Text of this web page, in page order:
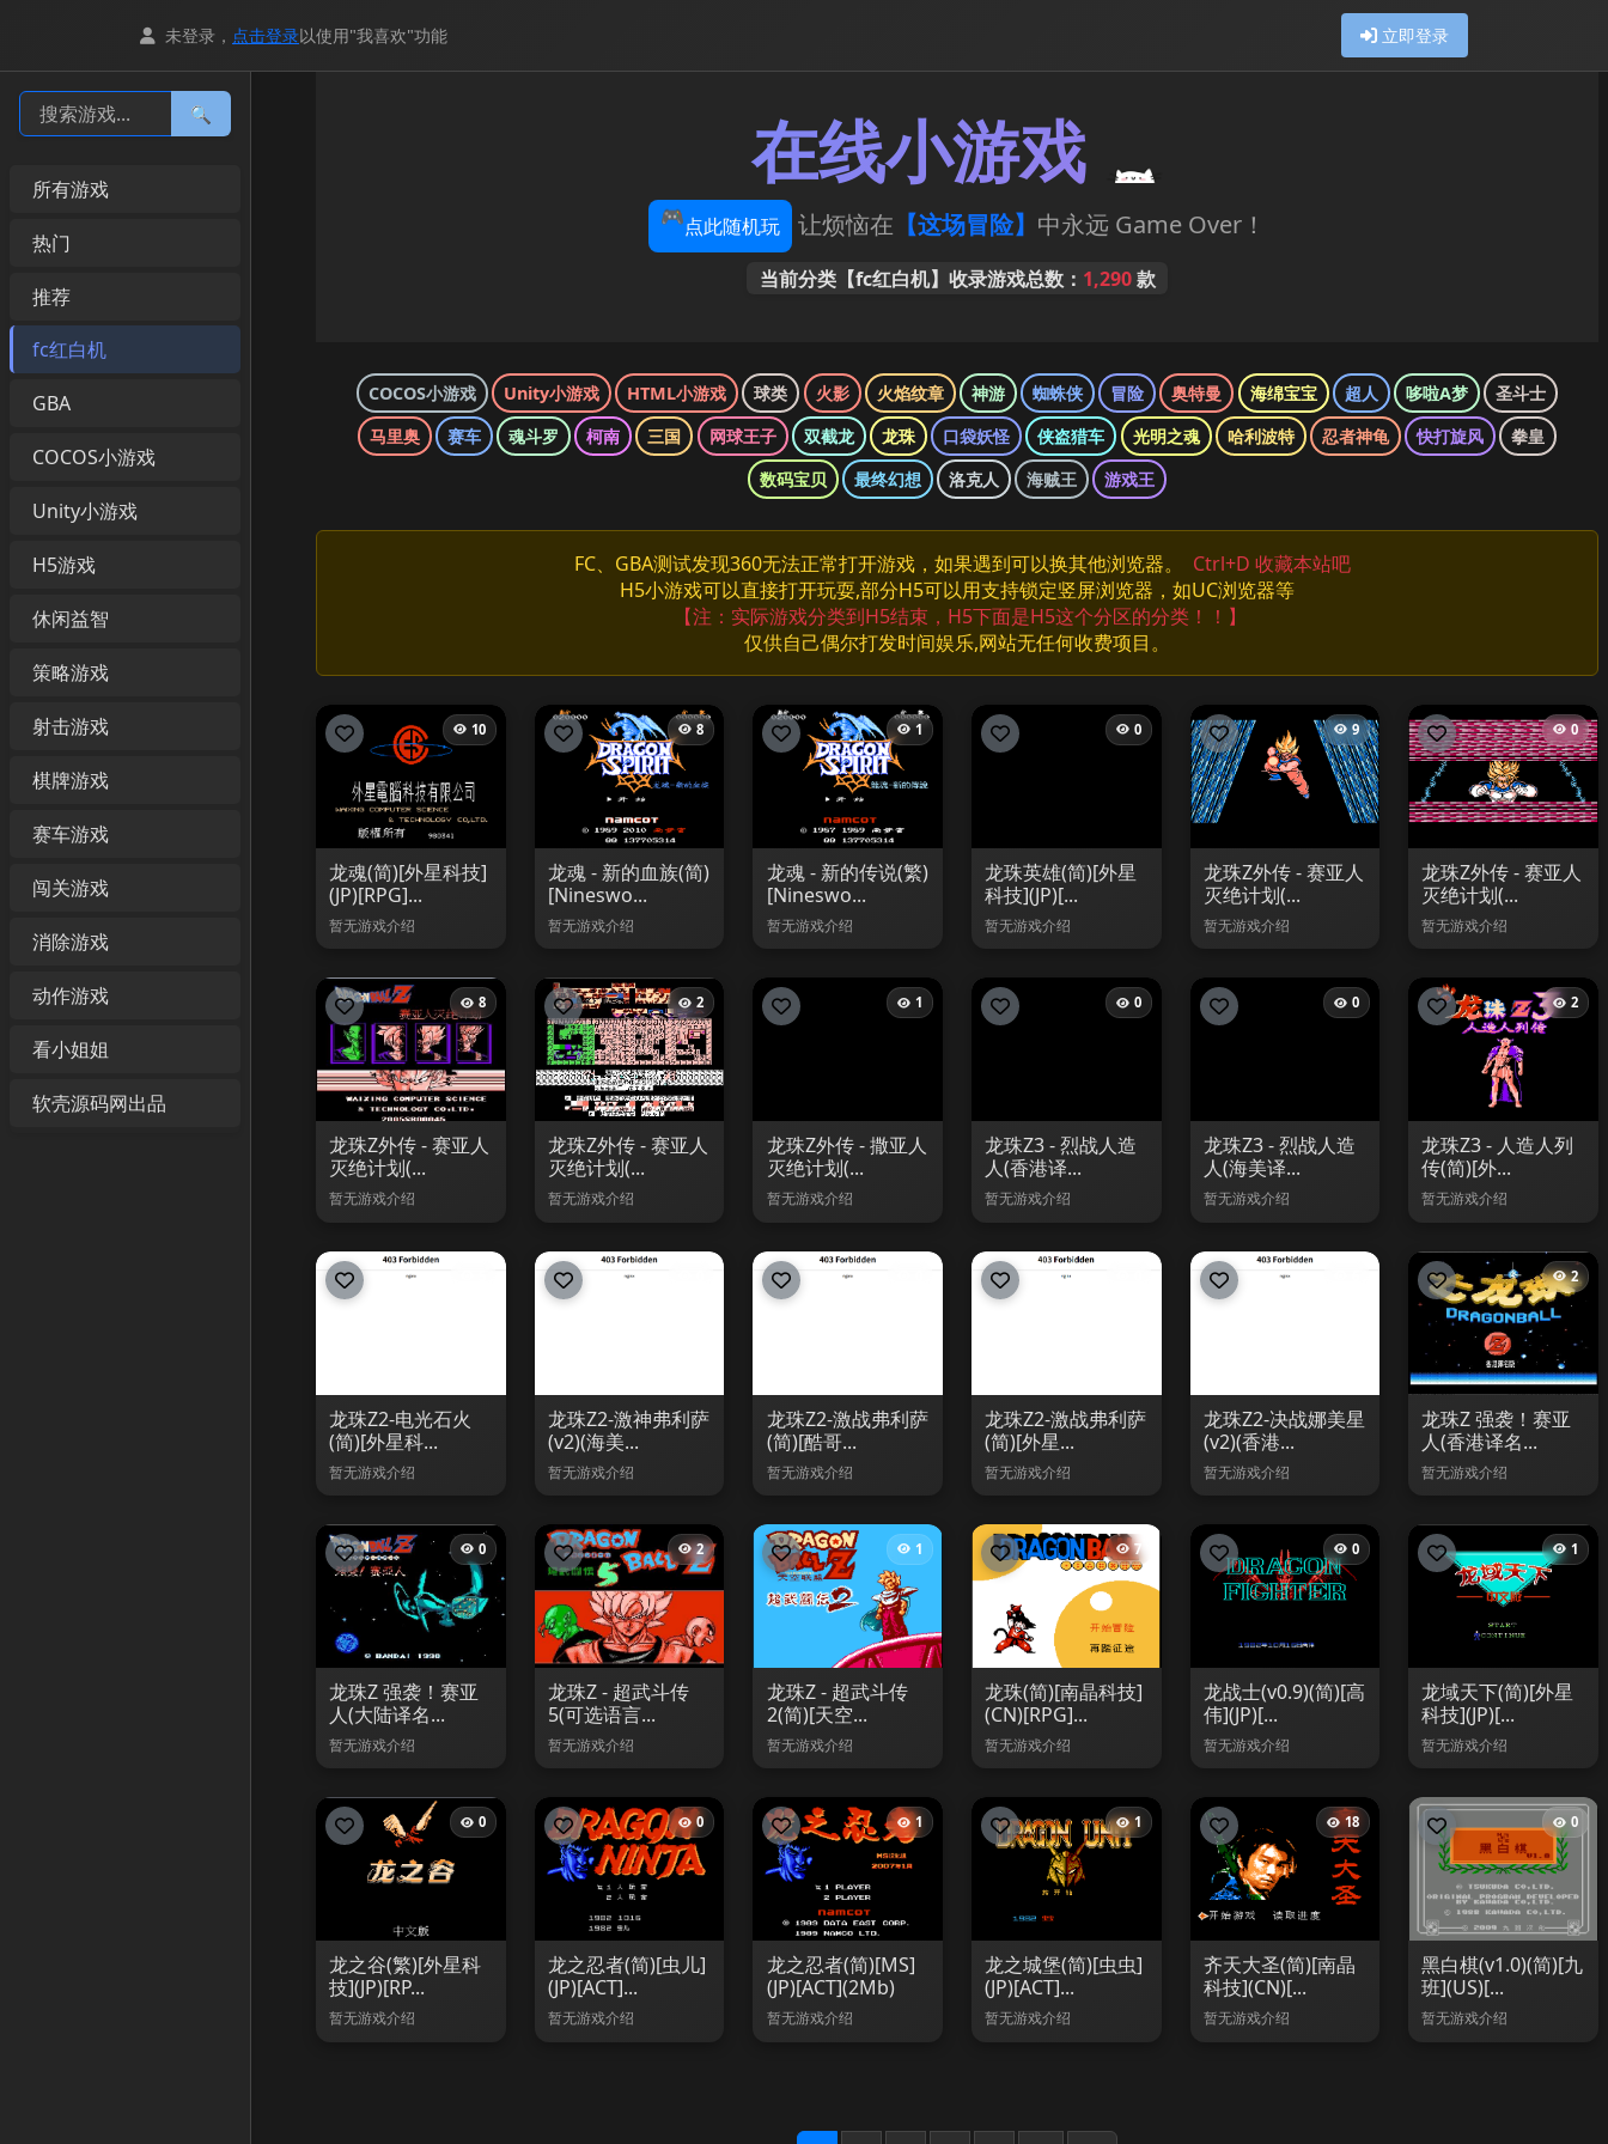
未登录， 点击登录以使用"我喜欢"功能 立即登录
🔍
所有游戏
热门
推荐
fc红白机
GBA
COCOS小游戏
Unity小游戏
H5游戏
休闲益智
策略游戏
射击游戏
棋牌游戏
赛车游戏
闯关游戏
消除游戏
动作游戏
看小姐姐
软壳源码网出品
在线小游戏
🎮点此随机玩 让烦恼在 【这场冒险】 中永远 Game Over！
当前分类【fc红白机】收录游戏总数： 1,290款
COCOS小游戏 Unity小游戏 HTML小游戏 球类 火影 火焰纹章 神游 蜘蛛侠 冒险 奥特曼 海绵宝宝 超人 哆啦A梦
圣斗士
马里奥
赛车 魂斗罗 柯南 三国 网球王子 双截龙 龙珠 口袋妖怪 侠盗猎车 光明之魂 哈利波特 忍者神龟 快打旋风
拳皇
数码宝贝
最终幻想 洛克人 海贼王 游戏王
FC、GBA测试发现360无法正常打开游戏，如果遇到可以换其他浏览器。
Ctrl+D 收藏本站吧
H5小游戏可以直接打开玩耍,部分H5可以用支持锁定竖屏浏览器，如UC浏览器等
【注：实际游戏分类到H5结束，H5下面是H5这个分区的分类！！】
仅供自己偶尔打发时间娱乐,网站无任何收费项目。
10
龙魂(简)[外星科技]
(JP)[RPG]...
暂无游戏介绍
8
龙魂 - 新的血族(简)
[Nineswo...
暂无游戏介绍
1
龙魂 - 新的传说(繁)
[Nineswo...
暂无游戏介绍
0
龙珠英雄(简)[外星
科技](JP)[...
暂无游戏介绍
9
龙珠Z外传 - 赛亚人
灭绝计划(...
暂无游戏介绍
0
龙珠Z外传 - 赛亚人
灭绝计划(...
暂无游戏介绍
8
龙珠Z外传 - 赛亚人
灭绝计划(...
暂无游戏介绍
2
龙珠Z外传 - 赛亚人
灭绝计划(...
暂无游戏介绍
1
龙珠Z外传 - 撒亚人
灭绝计划(...
暂无游戏介绍
0
龙珠Z3 - 烈战人造
人(香港译...
暂无游戏介绍
0
龙珠Z3 - 烈战人造
人(海美译...
暂无游戏介绍
2
龙珠Z3 - 人造人列
传(简)[外...
暂无游戏介绍
龙珠Z2-电光石火
(简)[外星科...
暂无游戏介绍
龙珠Z2-激神弗利萨
(v2)(海美...
暂无游戏介绍
龙珠Z2-激战弗利萨
(简)[酷哥...
暂无游戏介绍
龙珠Z2-激战弗利萨
(简)[外星...
暂无游戏介绍
龙珠Z2-决战娜美星
(v2)(香港...
暂无游戏介绍
2
龙珠Z 强袭！赛亚
人(香港译名...
暂无游戏介绍
0
龙珠Z 强袭！赛亚
人(大陆译名...
暂无游戏介绍
2
龙珠Z - 超武斗传
5(可选语言...
暂无游戏介绍
1
龙珠Z - 超武斗传
2(简)[天空...
暂无游戏介绍
7
龙珠(简)[南晶科技]
(CN)[RPG]...
暂无游戏介绍
0
龙战士(v0.9)(简)[高
伟](JP)[...
暂无游戏介绍
1
龙域天下(简)[外星
科技](JP)[...
暂无游戏介绍
0
龙之谷(繁)[外星科
技](JP)[RP...
暂无游戏介绍
0
龙之忍者(简)[虫儿]
(JP)[ACT]...
暂无游戏介绍
1
龙之忍者(简)[MS]
(JP)[ACT](2Mb)
暂无游戏介绍
1
龙之城堡(简)[虫虫]
(JP)[ACT]...
暂无游戏介绍
18
齐天大圣(简)[南晶
科技](CN)[...
暂无游戏介绍
0
黑白棋(v1.0)(简)[九
班](US)[...
暂无游戏介绍